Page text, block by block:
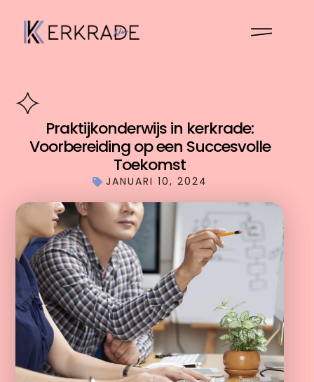
Praktijkonderwijs in kerkrade:
Voorbereiding op een Succesvolle
Toekomst
JANUARI 10, 2024